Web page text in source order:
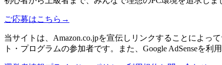
ご応募はこちら →
当サイトは、Amazon.co.jpを宣伝しリンクすることによっ
ト・プログラムの参加者です。また、Google AdSenseを